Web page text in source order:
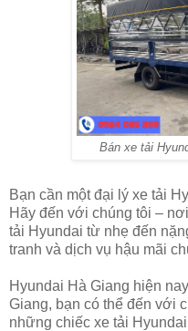
Bán xe tải
Bạn cần một đại lý xe tải
Hãy đến với chúng tôi –
tải Hyundai từ nhẹ đến
tranh và dịch vụ hậu mãi
Hyundai Hà Giang hiện
Giang, bạn có thể đến với
những chiếc xe tải